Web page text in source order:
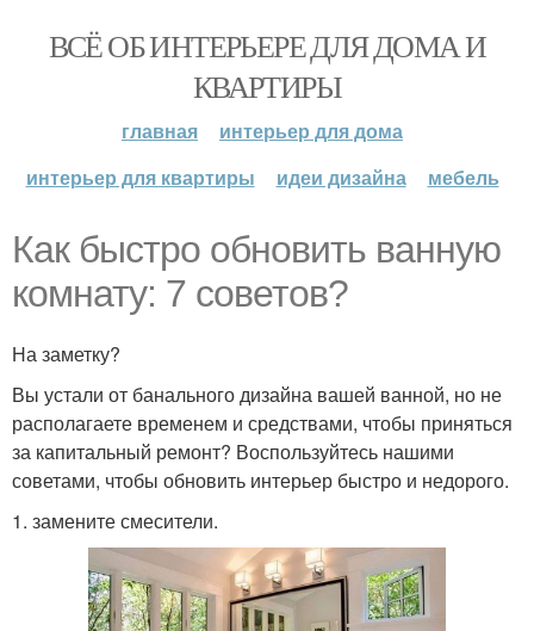
ВСЁ ОБ ИНТЕРЬЕРЕ ДЛЯ ДОМА И
КВАРТИРЫ
главная
интерьер для дома
интерьер для квартиры
идеи дизайна мебель
Как быстро обновить ванную
комнату: 7 советов?
На заметку?
Вы устали от банального дизайна вашей ванной, но не
располагаете временем и средствами, чтобы приняться
за капитальный ремонт? Воспользуйтесь нашими
советами, чтобы обновить интерьер быстро и недорого.
1. замените смесители.